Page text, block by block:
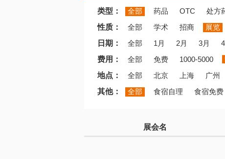
类型： 全部 药品 OTC 处方
性质：
全部 学术 招商 展览
日期：
全部 1月 2月 3月
费用：
全部 免费 1000-5000
地点：
全部 北京 上海 广州
其他：
全部 食宿自理 食宿免费
展会名